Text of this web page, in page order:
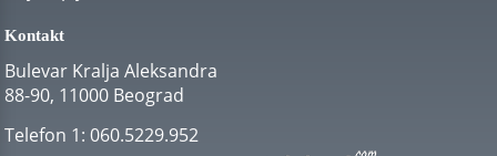
Kontakt
Bulevar Kralja Aleksandra
88-90, 11000 Beograd
Telefon 1: 060.5229.952